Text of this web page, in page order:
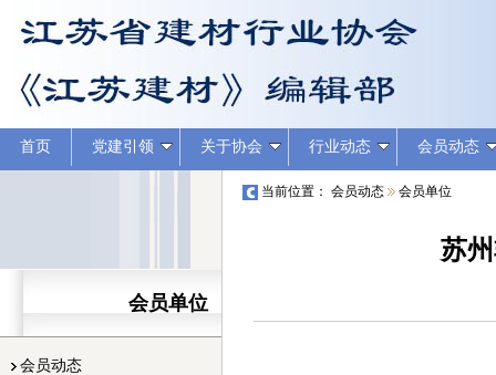
首页 党建引领 关于协会 行业动态 会员动态
会员单位
会员动态
当前位置： 会员动态 会员单位
苏